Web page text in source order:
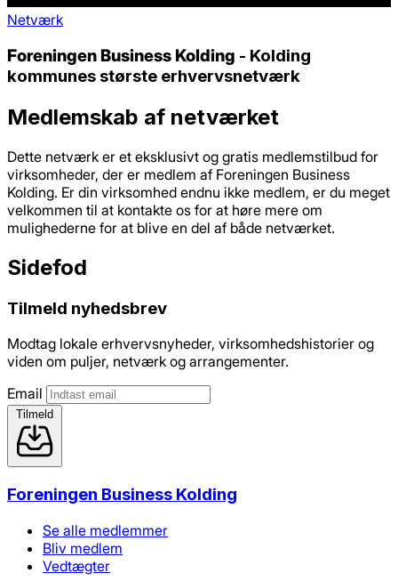
Netværk
Foreningen Business Kolding - Kolding
kommunes største erhvervsnetværk
Medlemskab af netværket
Dette netværk er et eksklusivt og gratis medlemstilbud for
virksomheder, der er medlem af Foreningen Business
Kolding. Er din virksomhed endnu ikke medlem, er du meget
velkommen til at kontakte os for at høre mere om
mulighederne for at blive en del af både netværket.
Sidefod
Tilmeld nyhedsbrev
Modtag lokale erhvervsnyheder, virksomhedshistorier og
viden om puljer, netværk og arrangementer.
Email
Tilmeld
Foreningen Business Kolding
Se alle medlemmer
Bliv medlem
Vedtægter